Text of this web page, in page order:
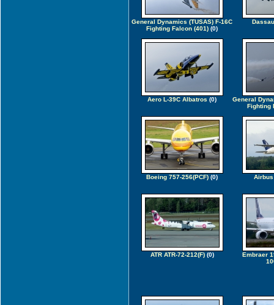
General Dynamics (TUSAS) F-16C
Fighting Falcon (401) (0)
Aero L-39C Albatros (0)
General
Fighting
Boeing 757-256(PCF) (0) Airbus
ATR ATR-72-212(F)(0)
Embraer